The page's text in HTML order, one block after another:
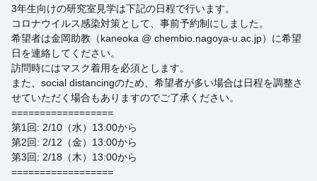
3年生向けの研究室見学は下記の日程で行います。
コロナウイルス感染対策として、事前予約制にしました。
希望者は金岡助教（kaneoka @ chembio.nagoya-u.ac.jp）に希望
日を連絡してください。
訪問時にはマスク着用を必須とします。
また、social distancingのため、希望者が多い場合は日程を調整さ
せていただく場合もありますのでご了承ください。
==================
第1回: 2/10（水）13:00から
第2回: 2/12（金）13:00から
第3回: 2/18（木）13:00から
==================